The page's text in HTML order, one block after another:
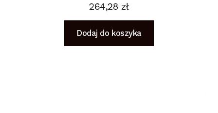
264,28 zł
Dodaj do koszyka